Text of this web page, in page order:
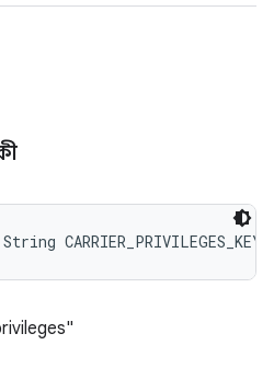
CARRIER_PRIVILEGES_KEY